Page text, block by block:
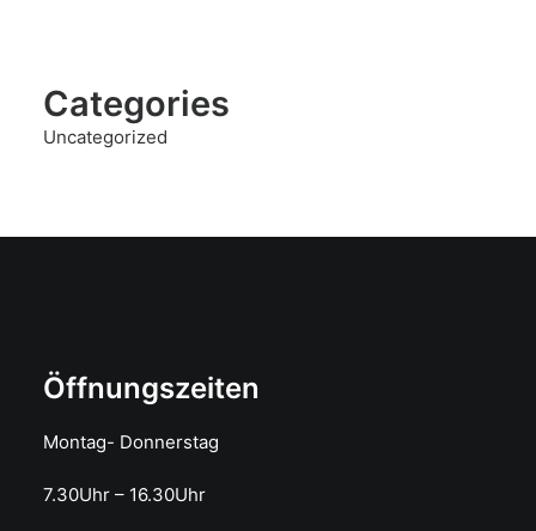
Categories
Uncategorized
Öffnungszeiten
Montag- Donnerstag
7.30Uhr – 16.30Uhr